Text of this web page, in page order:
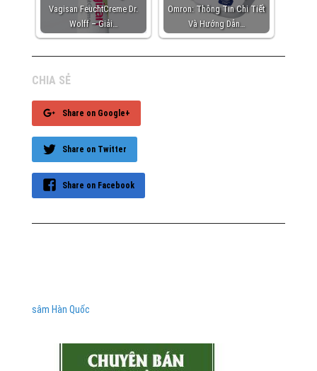
Vagisan FeuchtCreme Dr.
Wolff – Giải…
Omron: Thông Tin Chi Tiết
Và Hướng Dẫn…
CHIA SẺ
Share on Google+
Share on Twitter
Share on Facebook
sâm Hàn Quốc